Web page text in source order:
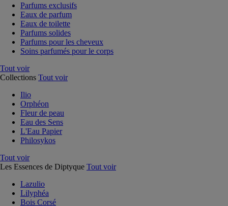
Parfums exclusifs
Eaux de parfum
Eaux de toilette
Parfums solides
Parfums pour les cheveux
Soins parfumés pour le corps
Tout voir
Collections Tout voir
Ilio
Orphéon
Fleur de peau
Eau des Sens
L'Eau Papier
Philosykos
Tout voir
Les Essences de Diptyque Tout voir
Lazulio
Lilyphéa
Bois Corsé